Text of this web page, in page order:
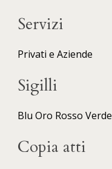
Servizi
Privati e Aziende
Sigilli
Blu Oro Rosso Verde
Copia atti